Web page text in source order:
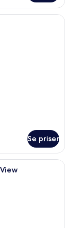
- havudsigt | 1
Se priser
premium-sengetøj,